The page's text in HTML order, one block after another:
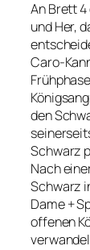
An Brett
und Her,
Caro-
den
Schwarz
Nach
Schwarz
Dame +
offenen